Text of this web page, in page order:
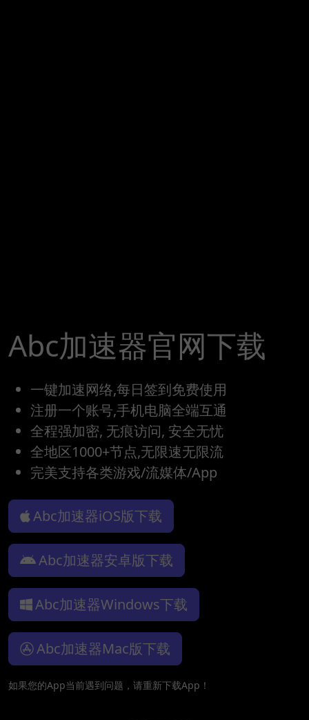
Abc加速器官网下载
一键加速网络,每日签到免费使用
注册一个账号,手机电脑全端互通
全程强加密, 无痕访问, 安全无忧
全地区1000+节点,无限速无限流
完美支持各类游戏/流媒体/App
Abc加速器iOS版下载
Abc加速器安卓版下载
Abc加速器Windows下载
Abc加速器Mac版下载
如果您的App当前遇到问题，请重新下载App！